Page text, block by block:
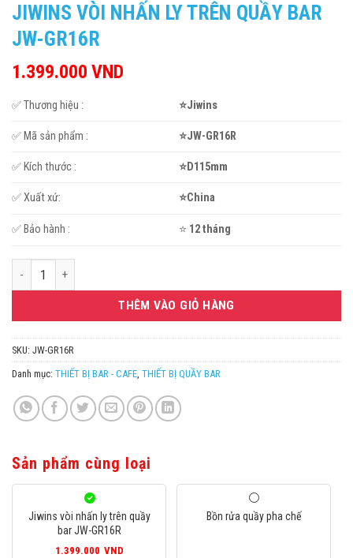
JIWINS VÒI NHẤN LY TRÊN QUẦY BAR
JW-GR16R
1.399.000 VND
✅ Thương hiệu : ⭐Jiwins
✅ Mã sản phẩm : ⭐JW-GR16R
✅ Kích thước : ⭐D115mm
✅ Xuất xứ: ⭐China
✅ Bảo hành : ⭐ 12 tháng
Jiwins vòi nhấn ly trên quầy bar JW-GR16R số lượng
THÊM VÀO GIỎ HÀNG
SKU: JW-GR16R
Danh mục: THIẾT BỊ BAR - CAFE, THIẾT BỊ QUẦY BAR
Sản phẩm cùng loại
Jiwins vòi nhấn ly trên quầy
bar JW-GR16R
1.399.000 VND
Bồn rửa quầy pha chế